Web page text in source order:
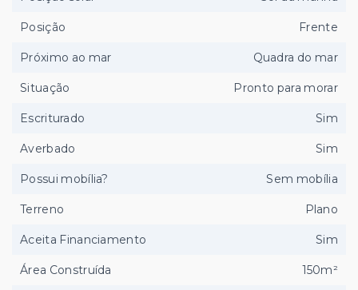
Posição Frente
Próximo ao mar Quadra do mar
Situação Pronto para morar
Escriturado Sim
Averbado Sim
Possui mobília? Sem mobília
Terreno Plano
Aceita Financiamento Sim
Área Construída 150m²